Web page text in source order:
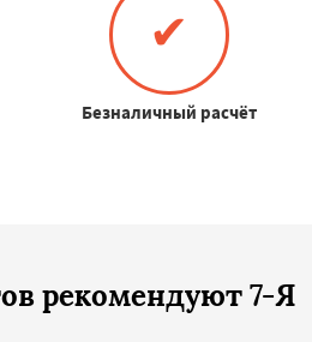
✔
Безналичный расчёт
рекомендуют 7-Я